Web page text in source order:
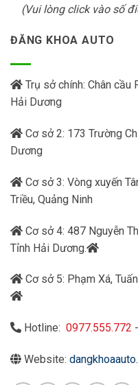
(Vui lòng click vào số
ĐĂNG KHOA AUTO
Trụ sở chính: Chân cầu
Hải Dương
Cơ sở 2: 173 Trường
Dương
Cơ sở 3: Vòng xuyến
Triều, Quảng Ninh
Cơ sở 4: 487 Nguyễn
Tỉnh Hải Dương.
Cơ sở 5: Phạm Xá,
Hotline: 0977.555.772 -
Website: